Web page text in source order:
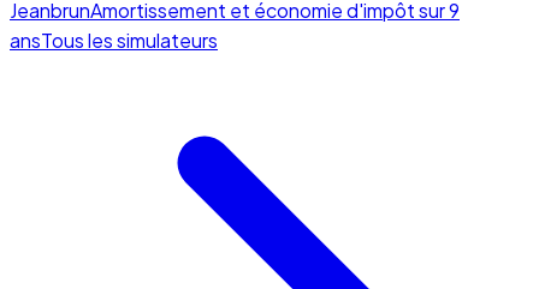
JeanbrunAmortissement et économie d'impôt sur 9
ansTous les simulateurs